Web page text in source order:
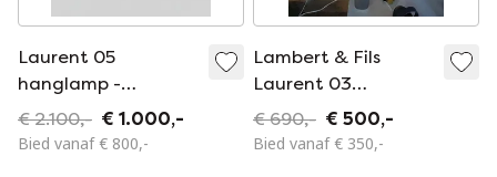
Laurent 05
hanglamp -
Ontwerp
Lambert&Fils -
€ 2.100,- € 1.000,-
Bied vanaf € 800,-
Lambert & Fils
Laurent 03
hanglamp
€ 690,- € 500,-
Bied vanaf € 350,-